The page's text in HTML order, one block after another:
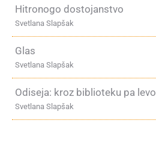
Hitronogo dostojanstvo
Svetlana Slapšak
Glas
Svetlana Slapšak
Odiseja: kroz biblioteku pa levo
Svetlana Slapšak